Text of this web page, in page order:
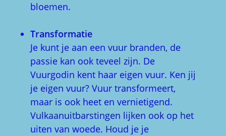
bloemen.
Transformatie
Je kunt je aan een vuur branden, de
passie kan ook teveel zijn. De
Vuurgodin kent haar eigen vuur. Ken jij
je eigen vuur? Vuur transformeert,
maar is ook heet en vernietigend.
Vulkaanuitbarstingen lijken ook op het
uiten van woede. Houd je je